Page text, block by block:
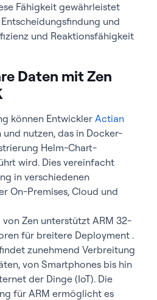
Fähigkeit gewährleistet
und
und Reaktionsfähigkeit
Daten mit Zen
können Entwickler Actian
nutzen, das in Docker-
Helm-Chart-
wird. Dies vereinfacht
in verschiedenen
On-Premises, Cloud und
Zen unterstützt ARM 32-
für breitere Deployment .
zunehmend Verbreitung
von Smartphones bis hin
der Dinge (IoT). Die
für ARM ermöglicht es